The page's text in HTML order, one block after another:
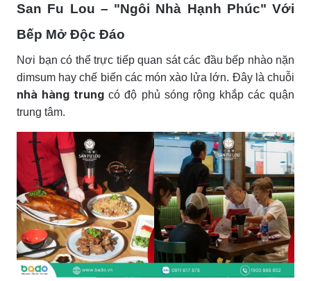
San Fu Lou – "Ngôi Nhà Hạnh Phúc" Với
Bếp Mở Độc Đáo
Nơi bạn có thể trực tiếp quan sát các đầu bếp nhào nặn
dimsum hay chế biến các món xào lửa lớn. Đây là chuỗi
nhà hàng trung có độ phủ sóng rộng khắp các quận
trung tâm.